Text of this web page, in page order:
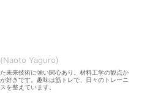
Naoto Yaguro
未来技術に強い関心あり。材料工学の観点か
好きです。趣味は筋トレで、日々のトレーニ
を整えています。